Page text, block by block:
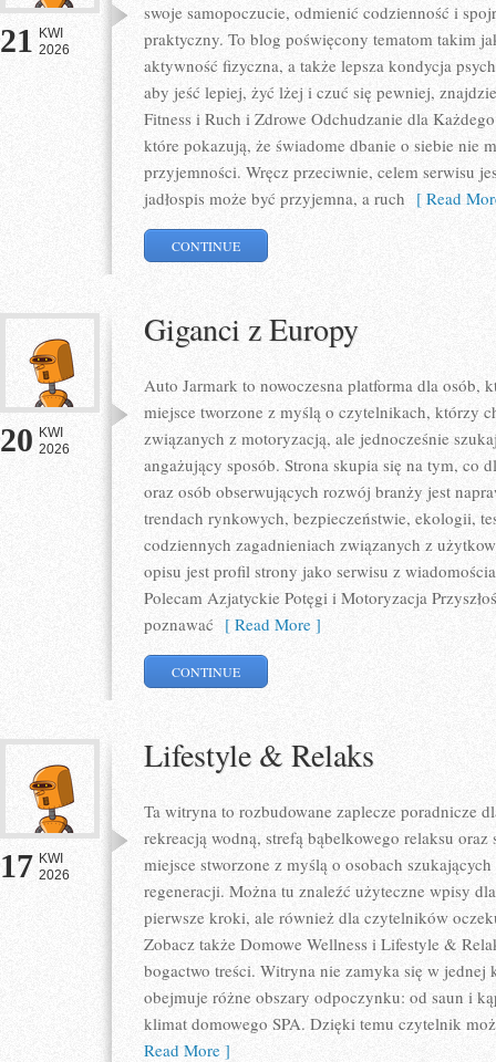
21 KWI
2026
swoje samopoczucie, odmienić codzienność i
praktyczny. To blog poświęcony tematom takim
aktywność fizyczna, a także lepsza kondycja
aby jeść lepiej, żyć lżej i czuć się pewniej,
Fitness i Ruch i Zdrowe Odchudzanie dla
które pokazują, że świadome dbanie o siebie nie
przyjemności. Wręcz przeciwnie, celem serwisu
jadłospis może być przyjemna, a ruch [ Read
CONTINUE
20 KWI
2026
Giganci z Europy
Auto Jarmark to nowoczesna platforma dla osób,
miejsce tworzone z myślą o czytelnikach, którzy
związanych z motoryzacją, ale jednocześnie
angażujący sposób. Strona skupia się na tym, co
oraz osób obserwujących rozwój branży jest
trendach rynkowych, bezpieczeństwie, ekologii,
codziennych zagadnieniach związanych z
opisu jest profil strony jako serwisu z
Polecam Azjatyckie Potęgi i Motoryzacja
poznawać [ Read More ]
CONTINUE
17 KWI
2026
Lifestyle & Relaks
Ta witryna to rozbudowane zaplecze poradnicze
rekreacją wodną, strefą bąbelkowego relaksu
miejsce stworzone z myślą o osobach
regeneracji. Można tu znaleźć użyteczne wpisy
pierwsze kroki, ale również dla czytelników
Zobacz także Domowe Wellness i Lifestyle &
bogactwo treści. Witryna nie zamyka się w jednej
obejmuje różne obszary odpoczynku: od saun i
klimat domowego SPA. Dzięki temu czytelnik
Read More ]